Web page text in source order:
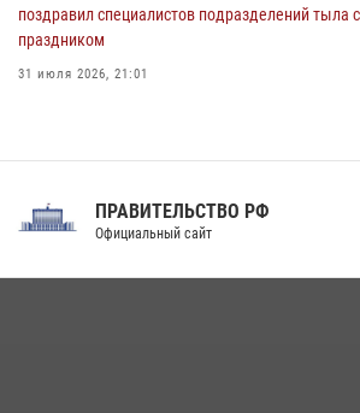
поздравил специалистов подразделений тыла
праздником
31 июля 2026, 21:01
Праздник «Один день с Росгвардией» к 105-
ПРАВИТЕЛЬСТВО РФ
Официальный сайт